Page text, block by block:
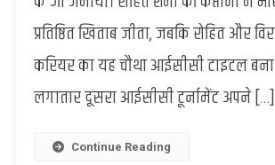
भारतीय
टीम
तीसरी
जीती
प्रतिष्ठित खिताब जीता, जबकि रोहित और
करियर का यह चौथा आईसीसी टाइटल
लगातार दूसरा आईसीसी टूर्नामेंट अपने […]
Continue Reading